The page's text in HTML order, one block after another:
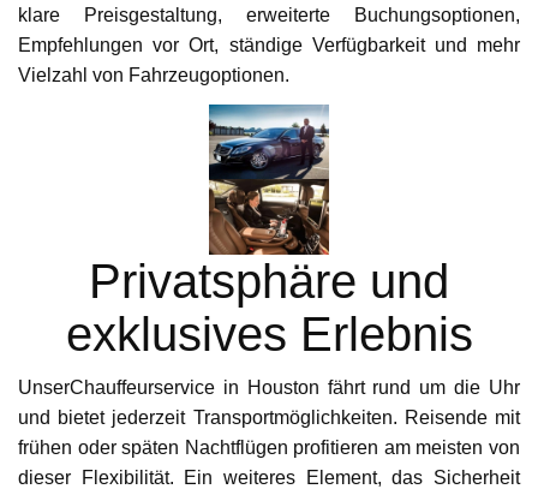
klare Preisgestaltung, erweiterte Buchungsoptionen,
Empfehlungen vor Ort, ständige Verfügbarkeit und mehr
Vielzahl von Fahrzeugoptionen.
Privatsphäre und
exklusives Erlebnis
UnserChauffeurservice in Houston fährt rund um die Uhr
und bietet jederzeit Transportmöglichkeiten. Reisende mit
frühen oder späten Nachtflügen profitieren am meisten von
dieser Flexibilität. Ein weiteres Element, das Sicherheit